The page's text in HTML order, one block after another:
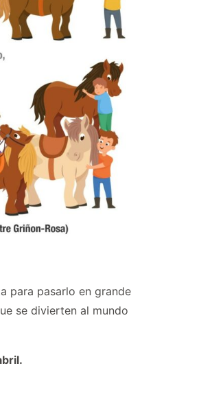
para pasarlo en grande
se divierten al mundo